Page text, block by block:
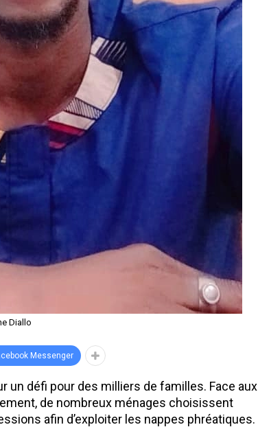
Diallo
Messenger
un défi pour des milliers de familles. Face aux
de nombreux ménages choisissent
afin d’exploiter les nappes phréatiques.